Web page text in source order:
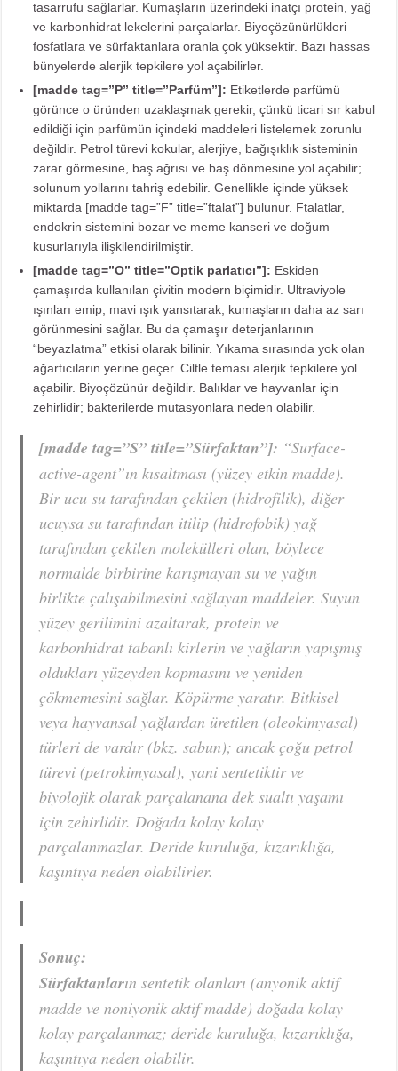
tasarrufu sağlarlar. Kumaşların üzerindeki inatçı protein, yağ
ve karbonhidrat lekelerini parçalarlar. Biyoçözünürlükleri
fosfatlara ve sürfaktanlara oranla çok yüksektir. Bazı hassas
bünyelerde alerjik tepkilere yol açabilirler.
[madde tag=”P” title=”Parfüm”]: Etiketlerde parfümü
görünce o üründen uzaklaşmak gerekir, çünkü ticari sır kabul
edildiği için parfümün içindeki maddeleri listelemek zorunlu
değildir. Petrol türevi kokular, alerjiye, bağışıklık sisteminin
zarar görmesine, baş ağrısı ve baş dönmesine yol açabilir;
solunum yollarını tahriş edebilir. Genellikle içinde yüksek
miktarda [madde tag=”F” title=”ftalat”] bulunur. Ftalatlar,
endokrin sistemini bozar ve meme kanseri ve doğum
kusurlarıyla ilişkilendirilmiştir.
[madde tag=”O” title=”Optik parlatıcı”]: Eskiden
çamaşırda kullanılan çivitin modern biçimidir. Ultraviyole
ışınları emip, mavi ışık yansıtarak, kumaşların daha az sarı
görünmesini sağlar. Bu da çamaşır deterjanlarının
“beyazlatma” etkisi olarak bilinir. Yıkama sırasında yok olan
ağartıcıların yerine geçer. Ciltle teması alerjik tepkilere yol
açabilir. Biyoçözünür değildir. Balıklar ve hayvanlar için
zehirlidir; bakterilerde mutasyonlara neden olabilir.
[madde tag=”S” title=”Sürfaktan”]: “Surface-
active-agent”ın kısaltması (yüzey etkin madde).
Bir ucu su tarafından çekilen (hidrofilik), diğer
ucuysa su tarafından itilip (hidrofobik) yağ
tarafından çekilen molekülleri olan, böylece
normalde birbirine karışmayan su ve yağın
birlikte çalışabilmesini sağlayan maddeler. Suyun
yüzey gerilimini azaltarak, protein ve
karbonhidrat tabanlı kirlerin ve yağların yapışmış
oldukları yüzeyden kopmasını ve yeniden
çökmemesini sağlar. Köpürme yaratır. Bitkisel
veya hayvansal yağlardan üretilen (oleokimyasal)
türleri de vardır (bkz. sabun); ancak çoğu petrol
türevi (petrokimyasal), yani sentetiktir ve
biyolojik olarak parçalanana dek sualtı yaşamı
için zehirlidir. Doğada kolay kolay
parçalanmazlar. Deride kuruluğa, kızarıklığa,
kaşıntıya neden olabilirler.
Sonuç:
Sürfaktanların sentetik olanları (anyonik aktif
madde ve noniyonik aktif madde) doğada kolay
kolay parçalanmaz; deride kuruluğa, kızarıklığa,
kaşıntıya neden olabilir.